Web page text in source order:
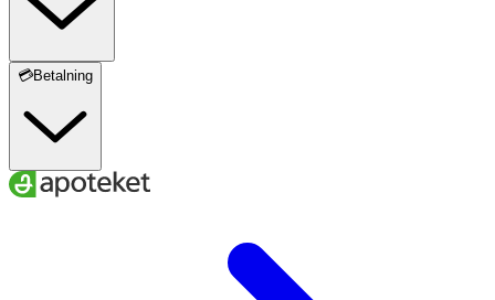
💳Betalning